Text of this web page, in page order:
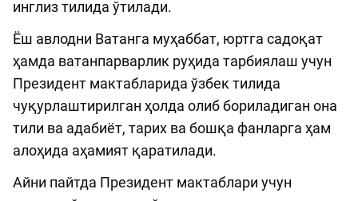
инглиз тилида ўтилади.
Ёш авлодни Ватанга муҳаббат, юртга садоқат
ҳамда ватанпарварлик руҳида тарбиялаш учун
Президент мактабларида ўзбек тилида
чуқурлаштирилган ҳолда олиб бориладиган она
тили ва адабиёт, тарих ва бошқа фанларга ҳам
алоҳида аҳамият қаратилади.
Айни пайтда Президент мактаблари учун